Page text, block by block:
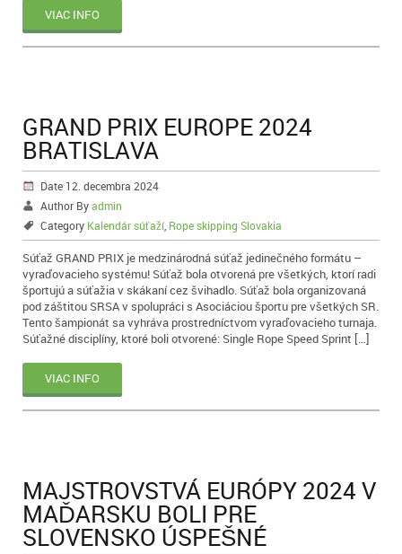
VIAC INFO
GRAND PRIX EUROPE 2024
BRATISLAVA
Date 12. decembra 2024
Author Byadmin
Category Kalendár súťaží Rope skipping Slovakia
Súťaž GRAND PRIX je medzinárodná súťaž jedinečného formátu –
vyraďovacieho systému! Súťaž bola otvorená pre všetkých, ktorí radi
športujú a súťažia v skákaní cez švihadlo. Súťaž bola organizovaná
pod záštitou SRSA v spolupráci s Asociáciou športu pre všetkých SR.
Tento šampionát sa vyhráva prostredníctvom vyraďovacieho turnaja.
Súťažné disciplíny, ktoré boli otvorené: Single Rope Speed Sprint […]
VIAC INFO
MAJSTROVSTVÁ EURÓPY 2024 V
MAĎARSKU BOLI PRE
SLOVENSKO ÚSPEŠNÉ